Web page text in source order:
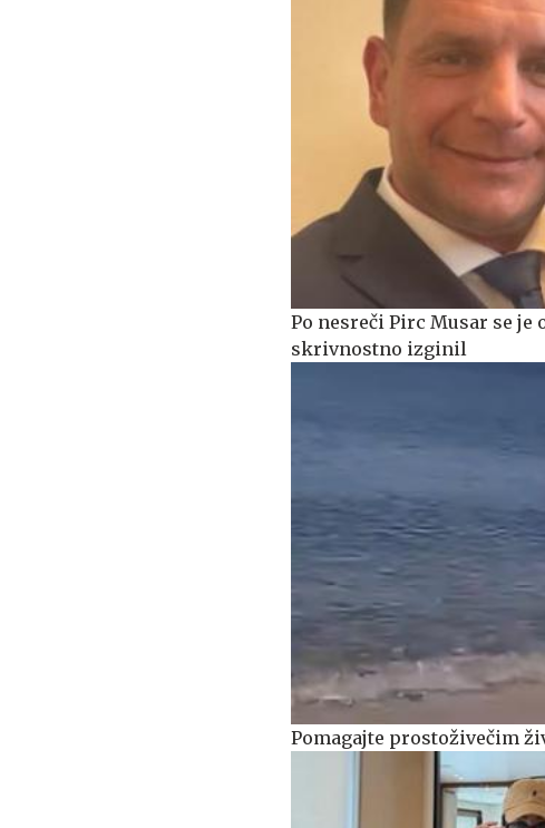
Po nesreči Pirc Musar se
skrivnostno izginil
Pomagajte prostoživečim